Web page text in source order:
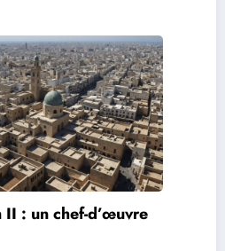
II : un chef-d’œuvre